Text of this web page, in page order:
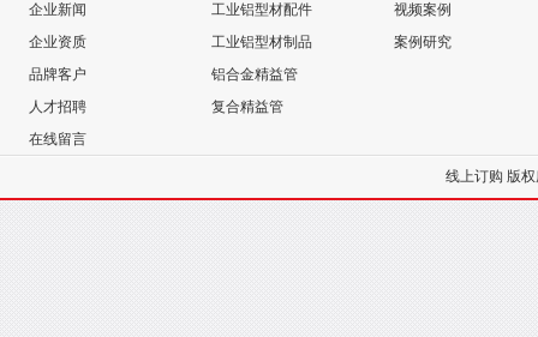
企业新闻
企业资质
品牌客户
人才招聘
在线留言
工业铝型材配件
工业铝型材制品
铝合金精益管
复合精益管
视频案例
案例研究
线上订购 版